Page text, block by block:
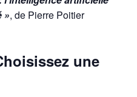
», de Pierre Poitier
une